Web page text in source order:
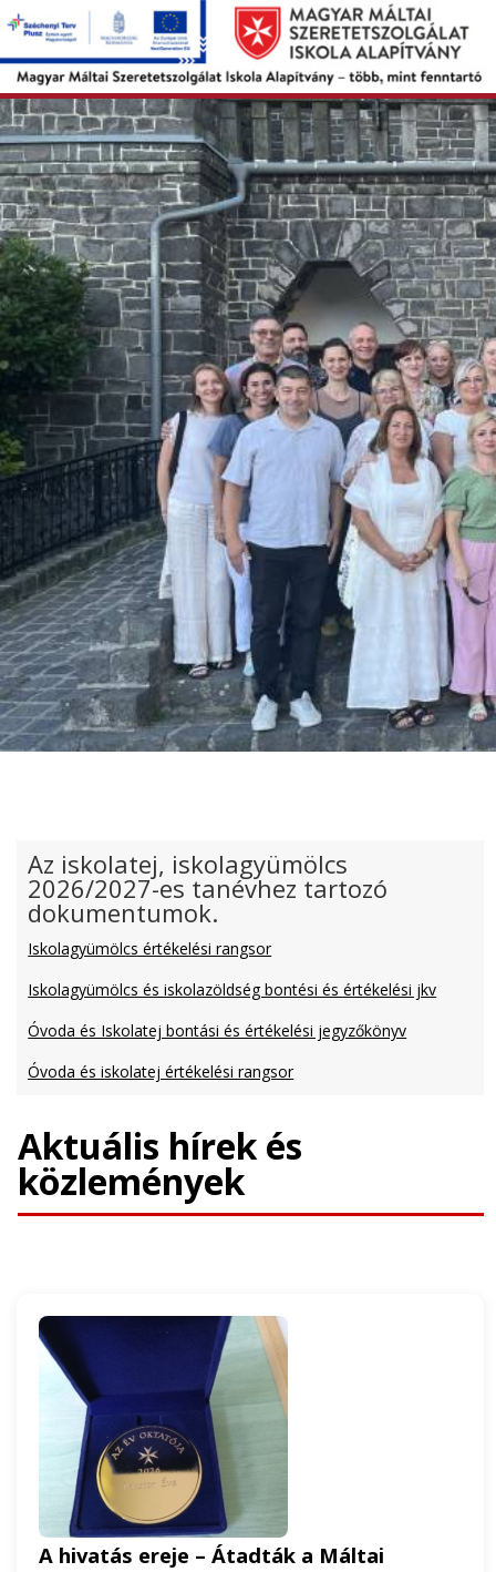
Az iskolatej, iskolagyümölcs
2026/2027-es tanévhez tartozó
dokumentumok.
Iskolagyümölcs értékelési rangsor
Iskolagyümölcs és iskolazöldség bontési és értékelési jkv
Óvoda és Iskolatej bontási és értékelési jegyzőkönyv
Óvoda és iskolatej értékelési rangsor
Aktuális hírek és
közlemények
A hivatás ereje – Átadták a Máltai